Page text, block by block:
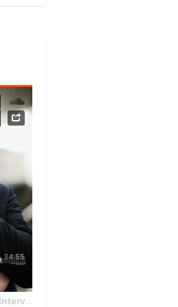
Interview Mit Andreas Matthä, CEO der ÖBB Holding